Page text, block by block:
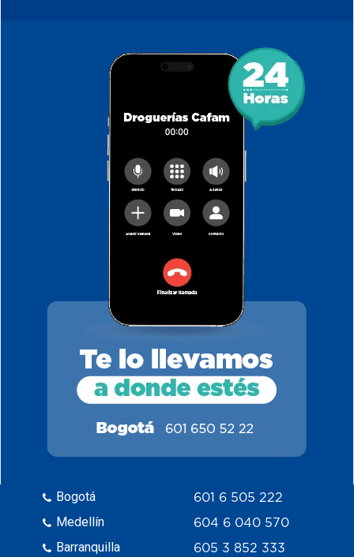
Bogotá
Medellín
Barranquilla
601 6 505 222
604 6 040 570
605 3 852 333